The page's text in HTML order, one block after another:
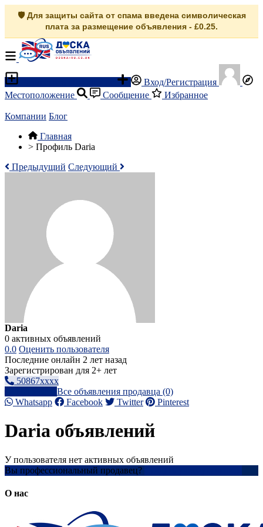
🛡️ Для защиты сайта от спама введена символическая
плата за размещение объявления - £0.25.
Вход/Регистрация
Местоположение
Сообщение Избранное
Компании Блог
Главная
> Профиль Daria
Предыдущий Следующий
Daria
0 активных объявлений
0.0 Оценить пользователя
Последние онлайн 2 лет назад
Зарегистрирован для 2+ лет
50867xxxx
Все объявления продавца (0)
Whatsapp
Facebook Twitter Pinterest
Daria объявлений
У пользователя нет активных объявлений
Вы профессиональный продавец?
О нас